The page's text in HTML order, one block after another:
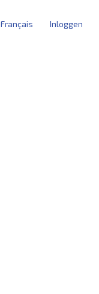
Français Inloggen